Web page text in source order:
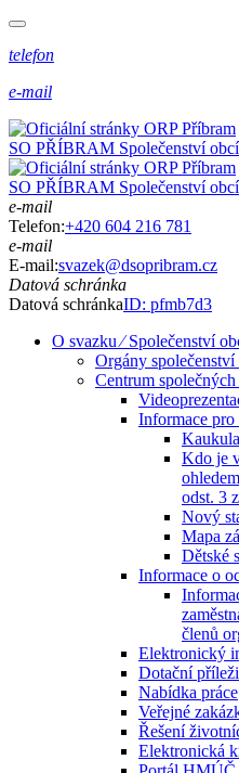
telefon
e-mail
SO PŘÍBRAM Společenství obcí
SO PŘÍBRAM Společenství obcí
e-mail
Telefon:+420 604 216 781
e-mail
E-mail:svazek@dsopribram.cz
Datová schránka
Datová schránkaID: pfmb7d3
O svazku ⁄ Společenství
Orgány společenství
Centrum společných
Informace pro
Kdo je
odst. 3
Nový
Mapa
Dětské
Informace o
členů
Elektronický
Dotační
Nabídka práce
Veřejné
Řešení
Elektronická